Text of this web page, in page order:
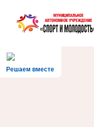
Решаем вместе